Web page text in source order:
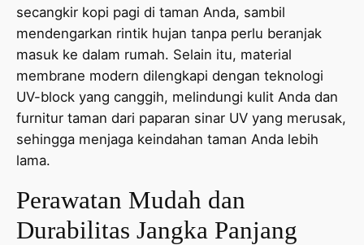
secangkir kopi pagi di taman Anda, sambil
mendengarkan rintik hujan tanpa perlu beranjak
masuk ke dalam rumah. Selain itu, material
membrane modern dilengkapi dengan teknologi
UV-block yang canggih, melindungi kulit Anda dan
furnitur taman dari paparan sinar UV yang merusak,
sehingga menjaga keindahan taman Anda lebih
lama.
Perawatan Mudah dan
Durabilitas Jangka Panjang